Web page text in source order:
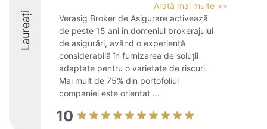
Laureați
Arată mai multe >>
Verasig Broker de Asigurare activează
de peste 15 ani în domeniul brokerajului
de asigurări, având o experiență
considerabilă în furnizarea de soluții
adaptate pentru o varietate de riscuri.
Mai mult de 75% din portofoliul
companiei este orientat ...
10